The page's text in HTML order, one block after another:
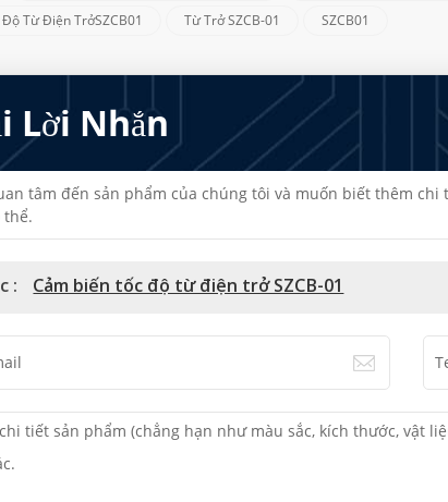
Từ Điện TrởSZCB01
Từ Trở SZCB-01 SZCB01
Lời Nhắn
tâm đến sản phẩm của chúng tôi và muốn biết thêm
thể.
: Cảm biến tốc độ từ điện trở SZCB-01